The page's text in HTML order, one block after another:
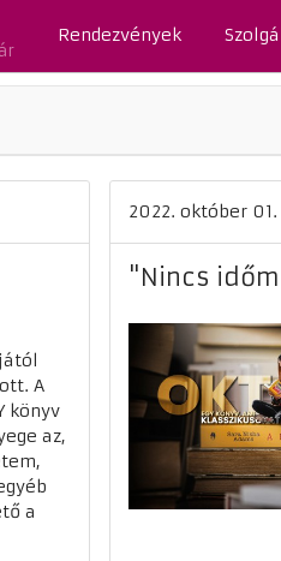
Rendezvények
A
könyv
az,
a
2022. október
"Nincs